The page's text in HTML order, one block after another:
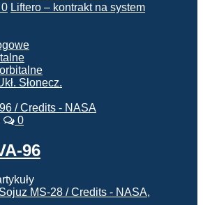
0 Liftero – kontrakt na system
Słonecz.
0
96